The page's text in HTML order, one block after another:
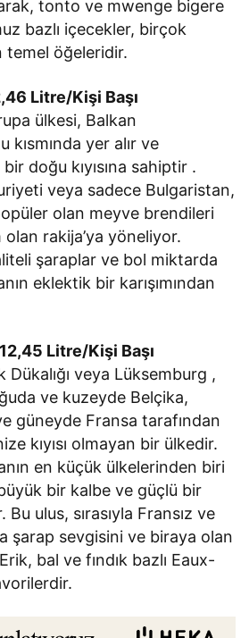
tonto ve mwenge bigere
bazlı içecekler, birçok
temel öğeleridir.
Litre/Kişi Başı
ülkesi, Balkan
kısmında yer alır ve
doğu kıyısına sahiptir .
veya sadece Bulgaristan,
olan meyve brendileri
rakija’ya yöneliyor.
şaraplar ve bol miktarda
eklektik bir karışımından
Litre/Kişi Başı
veya Lüksemburg ,
ve kuzeyde Belçika,
güneyde Fransa tarafından
kıyısı olmayan bir ülkedir.
en küçük ülkelerinden biri
bir kalbe ve güçlü bir
ulus, sırasıyla Fransız ve
şarap sevgisini ve biraya olan
bal ve fındık bazlı Eaux-